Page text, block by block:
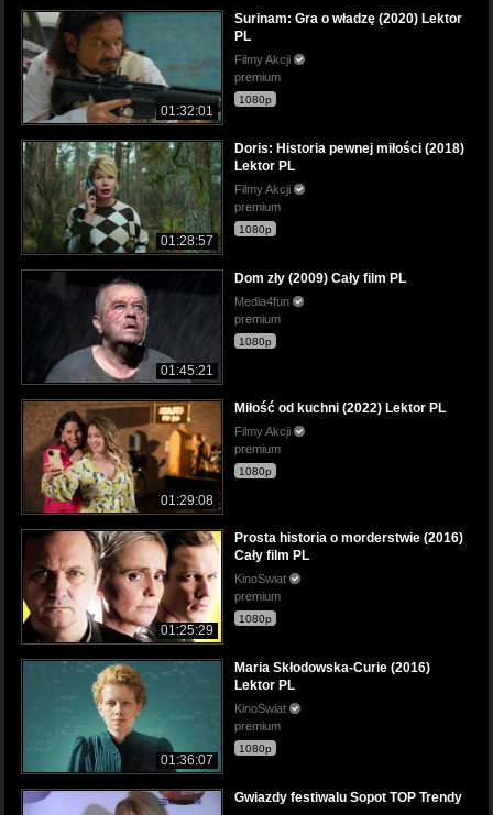
01:32:01
Surinam: Gra o władzę (2020) Lektor
PL
Filmy Akcji
premium
1080p
01:28:57
Doris: Historia pewnej miłości (2018)
Lektor PL
Filmy Akcji
premium
1080p
01:45:21
Dom zły (2009) Cały film PL
Media4fun
premium
1080p
01:29:08
Miłość od kuchni (2022) Lektor PL
Filmy Akcji
premium
1080p
01:25:29
Prosta historia o morderstwie (2016)
Cały film PL
KinoSwiat
premium
1080p
01:36:07
Maria Skłodowska-Curie (2016)
Lektor PL
KinoSwiat
premium
1080p
Gwiazdy festiwalu Sopot TOP Trendy